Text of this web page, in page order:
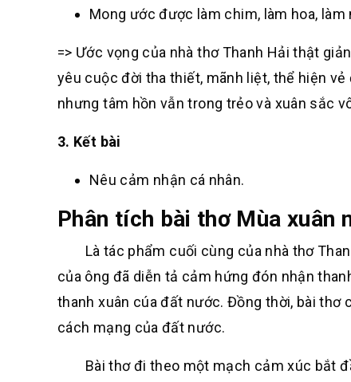
Mong ước được làm chim, làm hoa,
=> Ước vọng của nhà thơ Thanh Hải thật
yêu cuộc đời tha thiết, mãnh liệt, thể hiện
nhưng tâm hồn vẫn trong trẻo và xuân sắc
3. Kết bài
Nêu cảm nhận cá nhân.
Phân tích bài thơ Mùa xuân
Là tác phẩm cuối cùng của nhà thơ
của ông đã diễn tả cảm hứng đón nhận
thanh xuân cúa đất nước. Đồng thời, bài thơ
cách mạng của đất nước.
Bài thơ đi theo một mạch cảm xúc bắt